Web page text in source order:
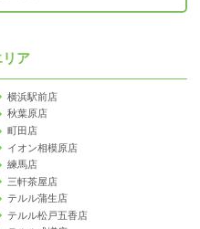
リア
横浜駅前店
秋葉原店
町田店
イオン相模原店
練馬店
三軒茶屋店
テルル蒲生店
テルル松戸五香店